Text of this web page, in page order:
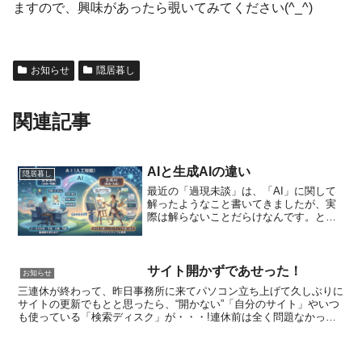
ますので、興味があったら覗いてみてください(^_^)
お知らせ 隠居暮し
関連記事
隠居暮し AIと生成AIの違い
最近の「過現未談」は、「AI」に関して
解ったようなこと書いてきましたが、実
際は解らないことだらけなんです。とい
さんからの回答は以...
お知らせ サイト開かずであせった！
三連休が終わって、昨日事務所に来てパソコン立ち上げて久しぶりに
サイトの更新でもとと思ったら、“開かない”「自分のサイト」やいつ
も使っている「検索ディスク」が・・・!連休前は全く問題なかった